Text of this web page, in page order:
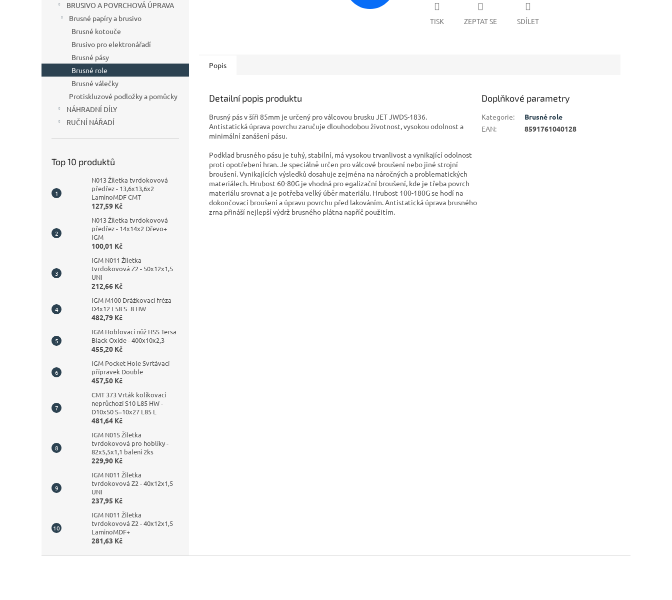
BRUSIVO A POVRCHOVÁ ÚPRAVA
Brusné papíry a brusivo
Brusné kotouče
Brusivo pro elektronářadí
Brusné pásy
Brusné role
Brusné válečky
Protiskluzové podložky a pomůcky
NÁHRADNÍ DÍLY
RUČNÍ NÁŘADÍ
Top 10 produktů
N013 Žiletka tvrdokovová
předřez - 13,6x13,6x2
LaminoMDF CMT
127,59 Kč
N013 Žiletka tvrdokovová
předřez - 14x14x2 Dřevo+
IGM
100,01 Kč
IGM N011 Žiletka
tvrdokovová Z2 - 50x12x1,5
UNI
212,66 Kč
IGM M100 Drážkovací fréza -
D4x12 L58 S=8 HW
482,79 Kč
IGM Hoblovací nůž HSS Tersa
Black Oxide - 400x10x2,3
455,20 Kč
IGM Pocket Hole Svrtávací
přípravek Double
457,50 Kč
CMT 373 Vrták kolíkovací
neprůchozí S10 L85 HW -
D10x50 S=10x27 L85 L
481,64 Kč
IGM N015 Žiletka
tvrdokovová pro hoblíky -
82x5,5x1,1 balení 2ks
229,90 Kč
IGM N011 Žiletka
tvrdokovová Z2 - 40x12x1,5
UNI
237,95 Kč
IGM N011 Žiletka
tvrdokovová Z2 - 40x12x1,5
LaminoMDF+
281,63 Kč
TISK ZEPTAT SE SDÍLET
Popis
Detailní popis produktu
Brusný pás v šíři 85mm je určený pro válcovou brusku JET JWDS-1836.
Antistatická úprava povrchu zaručuje dlouhodobou životnost, vysokou odolnost a
minimální zanášení pásu.
Podklad brusného pásu je tuhý, stabilní, má vysokou trvanlivost a vynikající odolnost
proti opotřebení hran. Je speciálně určen pro válcové broušení nebo jiné strojní
broušení. Vynikajících výsledků dosahuje zejména na náročných a problematických
materiálech. Hrubost 60-80G je vhodná pro egalizační broušení, kde je třeba povrch
materiálu srovnat a je potřeba velký úběr materiálu. Hrubost 100-180G se hodí na
dokončovací broušení a úpravu povrchu před lakováním. Antistatická úprava brusného
zrna přináší nejlepší výdrž brusného plátna napříč použitím.
Doplňkové parametry
Kategorie:
Brusné role
EAN: 8591761040128